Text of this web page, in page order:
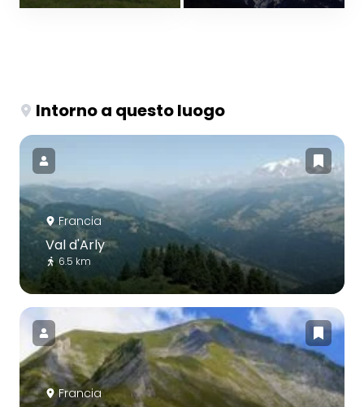
Intorno a questo luogo
Francia
Val d'Arly
6.5 km
Francia